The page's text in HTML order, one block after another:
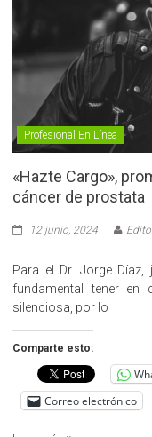
Profesional En Línea
«Hazte Cargo»,
cáncer de prostata
12 junio, 2024
Para el Dr. Jorge
fundamental tener en
silenciosa, por lo
Comparte esto:
Correo electrónico